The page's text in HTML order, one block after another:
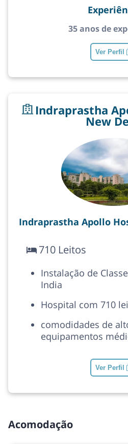
35 anos de
Ver Perfil
Indraprastha
New
Indraprastha Apollo
710 Leitos
Instalação de
India
Hospital com 710
comodidades de
equipamentos
Ver Perfil
Acomodação